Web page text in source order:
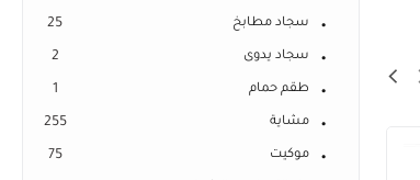
سجاد مطابخ 25
سجاد يدوى 2
طقم حمام 1
مشاية 255
موكيت 75